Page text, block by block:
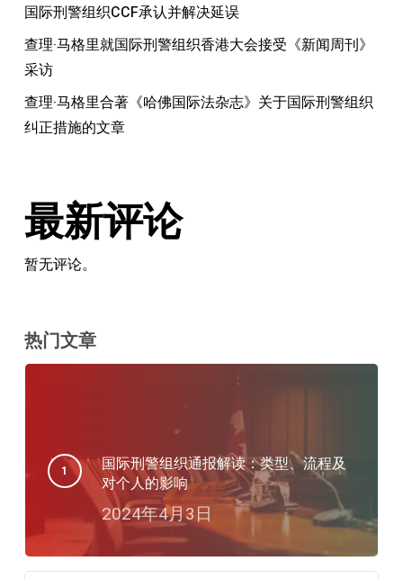
国际刑警组织CCF承认并解决延误
查理·马格里就国际刑警组织香港大会接受《新闻周刊》
采访
查理·马格里合著《哈佛国际法杂志》关于国际刑警组织
纠正措施的文章
最新评论
暂无评论。
热门文章
国际刑警组织通报解读：类型、流程及
对个人的影响
2024年4月3日